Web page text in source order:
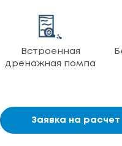
Встроенная
дренажная помпа
Заявка на расчет